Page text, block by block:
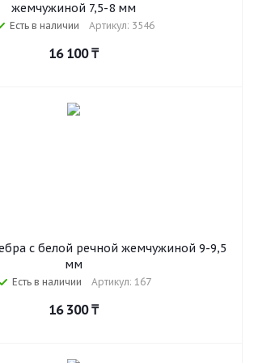
жемчужиной 7,5-8 мм
Есть в наличии Артикул: 3546
16 100₸
с белой речной жемчужиной 9-9,5
мм
Есть в наличии Артикул: 167
16 300₸